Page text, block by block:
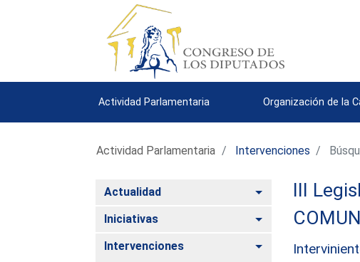
Actividad Parlamentaria Organización de la
Actividad Parlamentaria Intervenciones
Actualidad Alternar
Iniciativas Alternar
Intervenciones
Alternar
III